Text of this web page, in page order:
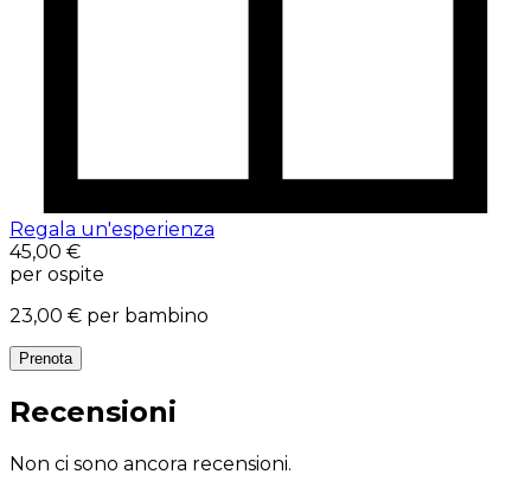
Regala un'esperienza
45,00 €
per ospite
23,00 € per bambino
Prenota
Recensioni
Non ci sono ancora recensioni.